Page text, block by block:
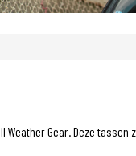
Weather Gear. Deze